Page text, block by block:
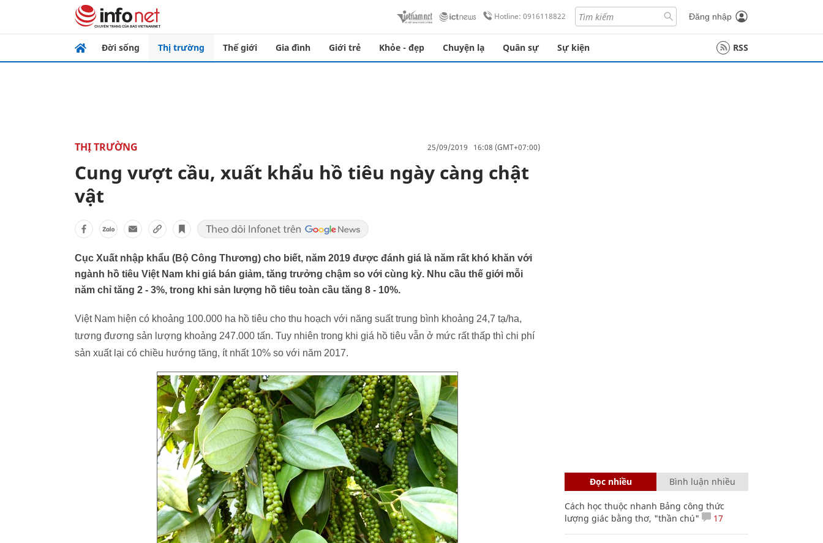
Hotline: 0916118822 Đăng nhập
Đời sống Thị trường Thế giới Gia đình Giới trẻ Khỏe - đẹp Chuyện lạ Quân sự Sự kiện RSS
THỊ TRƯỜNG 25/09/2019 16:08 (GMT+07:00)
Cung vượt cầu, xuất khẩu hồ tiêu ngày càng chật
vật
Cục Xuất nhập khẩu (Bộ Công Thương) cho biết, năm 2019 được đánh giá là năm rất khó khăn với
ngành hồ tiêu Việt Nam khi giá bán giảm, tăng trưởng chậm so với cùng kỳ. Nhu cầu thế giới mỗi
năm chỉ tăng 2 - 3%, trong khi sản lượng hồ tiêu toàn cầu tăng 8 - 10%.
Việt Nam hiện có khoảng 100.000 ha hồ tiêu cho thu hoạch với năng suất trung bình khoảng 24,7 tạ/ha,
tương đương sản lượng khoảng 247.000 tấn. Tuy nhiên trong khi giá hồ tiêu vẫn ở mức rất thấp thì chi phí
sản xuất lại có chiều hướng tăng, ít nhất 10% so với năm 2017.
Đọc nhiều Bình luận nhiều
Cách học thuộc nhanh Bảng công thức
lượng giác bằng thơ, "thần chú"
17